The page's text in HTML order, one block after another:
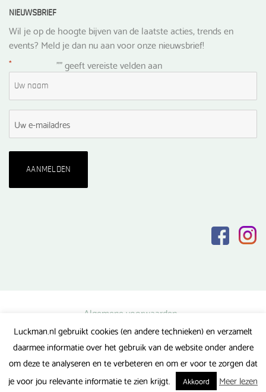
NIEUWSBRIEF
Wil je op de hoogte bijven van de laatste acties, trends en
events? Meld je dan nu aan voor onze nieuwsbrief!
"
* " geeft vereiste velden aan
Algemene voorwaarden
Privacy verklaring
Veel gestelde vragen
Luckman.nl gebruikt cookies (en andere technieken) en verzamelt
daarmee informatie over het gebruik van de website onder andere
om deze te analyseren en te verbeteren en om er voor te zorgen dat
je voor jou relevante informatie te zien krijgt.
Akkoord Meer lezen